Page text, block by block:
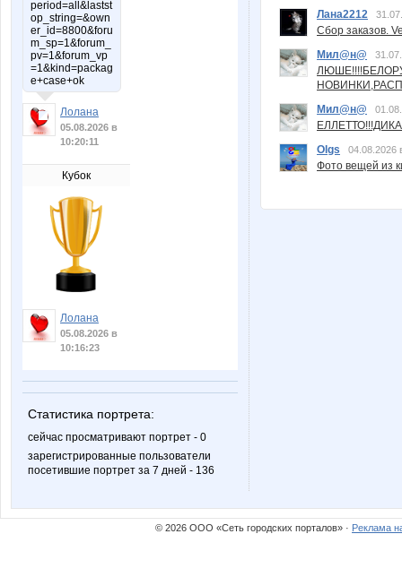
period=all&lastst
op_string=&own
er_id=8800&foru
m_sp=1&forum_
pv=1&forum_vp
=1&kind=packag
e+case+ok
Лолана
05.08.2026 в
10:20:11
Кубок
Лолана
05.08.2026 в
10:16:23
Статистика портрета:
сейчас просматривают портрет - 0
зарегистрированные пользователи
посетившие портрет за 7 дней - 136
Лана2212
Сбор заказов.
Мил@н@
Мил@н@
Olgs
04.08.2026
Фото вещей из
© 2026 ООО «Сеть городских порталов» · Реклама